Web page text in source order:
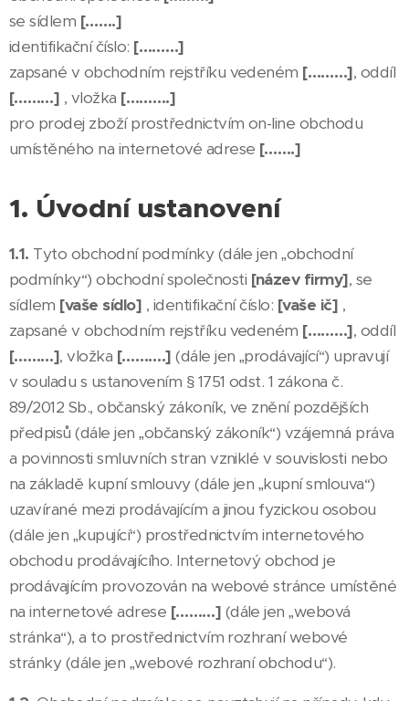
se sídlem […….]
identifikační číslo: [………]
zapsané v obchodním rejstříku vedeném [………], oddíl
[………] , vložka [……….]
pro prodej zboží prostřednictvím on-line obchodu
umístěného na internetové adrese […….]
1. Úvodní ustanovení
1.1. Tyto obchodní podmínky (dále jen „obchodní
podmínky“) obchodní společnosti [název firmy], se
sídlem [vaše sídlo] , identifikační číslo: [vaše ič] ,
zapsané v obchodním rejstříku vedeném [………], oddíl
[………], vložka [……….] (dále jen „prodávající“) upravují
v souladu s ustanovením § 1751 odst. 1 zákona č.
89/2012 Sb., občanský zákoník, ve znění pozdějších
předpisů (dále jen „občanský zákoník“) vzájemná práva
a povinnosti smluvních stran vzniklé v souvislosti nebo
na základě kupní smlouvy (dále jen „kupní smlouva“)
uzavírané mezi prodávajícím a jinou fyzickou osobou
(dále jen „kupující“) prostřednictvím internetového
obchodu prodávajícího. Internetový obchod je
prodávajícím provozován na webové stránce umístěné
na internetové adrese [………] (dále jen „webová
stránka“), a to prostřednictvím rozhraní webové
stránky (dále jen „webové rozhraní obchodu“).